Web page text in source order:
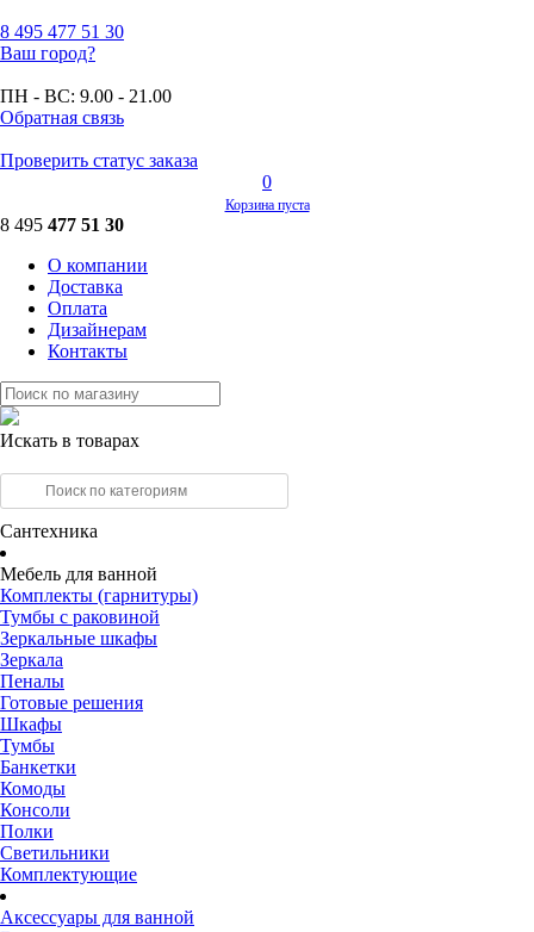
8 495 477 51 30
Ваш город?
ПН - ВС: 9.00 - 21.00
Обратная связь
Проверить статус заказа
0
Корзина пуста
8 495 477 51 30
О компании
Доставка
Оплата
Дизайнерам
Контакты
Искать в товарах
Сантехника
Мебель для ванной
Комплекты (гарнитуры)
Тумбы с раковиной
Зеркальные шкафы
Зеркала
Пеналы
Готовые решения
Шкафы
Тумбы
Банкетки
Комоды
Консоли
Полки
Светильники
Комплектующие
Аксессуары для ванной